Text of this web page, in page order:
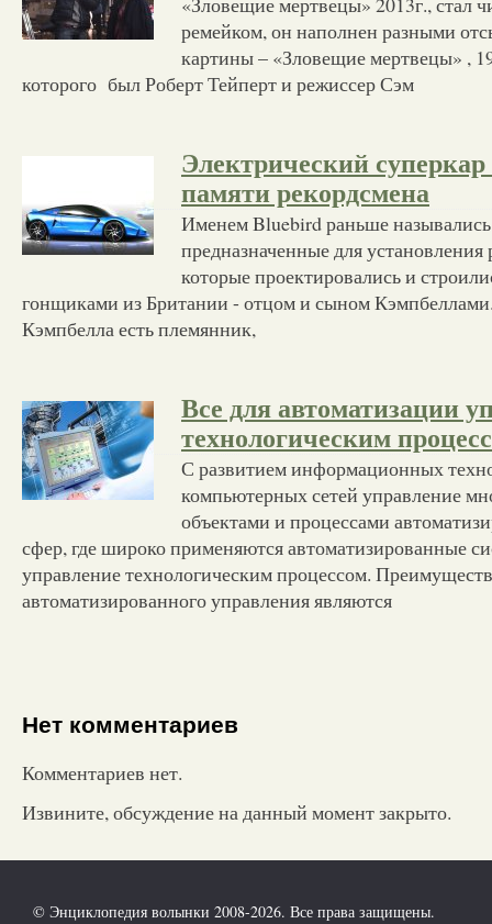
ремейком, он наполнен разными
картины – «Зловещие мертвецы» ,
которого был Роберт Тейперт и режиссер Сэм
Электрический суперкар
памяти рекордсмена
Именем Bluebird раньше
предназначенные для установления
которые проектировались и
гонщиками из Британии - отцом и сыном
Кэмпбелла есть племянник,
Все для автоматизации
технологическим
С развитием информационных
компьютерных сетей управление
объектами и процессами
сфер, где широко применяются автоматизированные
управление технологическим процессом.
автоматизированного управления являются
Нет комментариев
Комментариев нет.
Извините, обсуждение на данный момент закрыто.
© Энциклопедия волынки 2008-2026. Все права защищены.